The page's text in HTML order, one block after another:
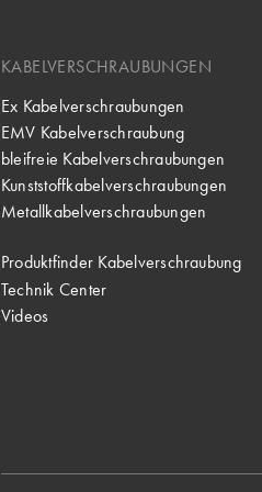
KABELVERSCHRAUBUNGEN
Ex Kabelverschraubungen
EMV Kabelverschraubung
bleifreie Kabelverschraubungen
Kunststoffkabelverschraubungen
Metallkabelverschraubungen
Produktfinder Kabelverschraubung
Technik Center
Videos